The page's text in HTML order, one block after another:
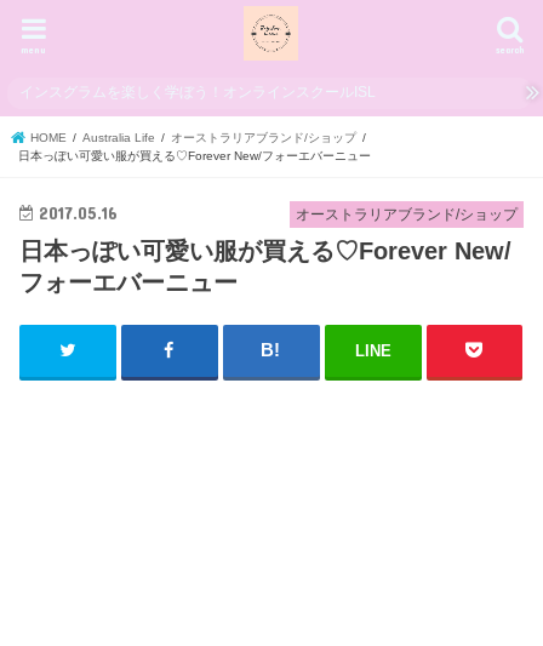
search
menu
インスグラムを楽しく学ぼう！オンラインスクールISL
HOME Australia Life
オーストラリアブランド/ショップ
日本っぽい可愛い服が買える♡Forever New/フォーエバーニュー
オーストラリアブランド/ショップ
2017.05.16
日本っぽい可愛い服が買える♡Forever New/
フォーエバーニュー
LINE